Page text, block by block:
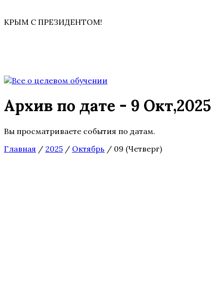
КРЫМ С ПРЕЗИДЕНТОМ!
Архив по дате - 9 Окт,2025
Вы просматриваете события по датам.
Главная / 2025 / Октябрь / 09 (Четверг)